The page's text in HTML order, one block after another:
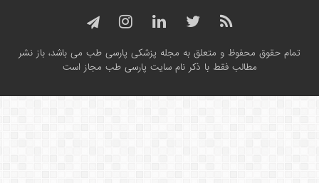
تمام حقوق محفوظ و متعلق به مجله پزشکی پارسی طب می باشد، باز نشر
مطالب فقط با ذکر نام سایت پارسی طب مجاز است